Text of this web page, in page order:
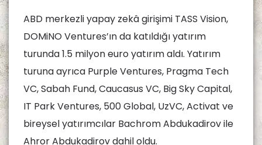
ABD merkezli yapay zekâ girişimi TASS Vision,
DOMiNO Ventures’ın da katıldığı yatırım
turunda 1.5 milyon euro yatırım aldı. Yatırım
turuna ayrıca Purple Ventures, Pragma Tech
VC, Sabah Fund, Caucasus VC, Big Sky Capital,
IT Park Ventures, 500 Global, UzVC, Activat ve
bireysel yatırımcılar Bachrom Abdukadirov ile
Ahror Abdukadirov dahil oldu.